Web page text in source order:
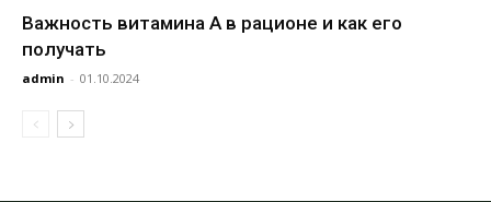
Важность витамина А в рационе и как его
получать
admin - 01.10.2024